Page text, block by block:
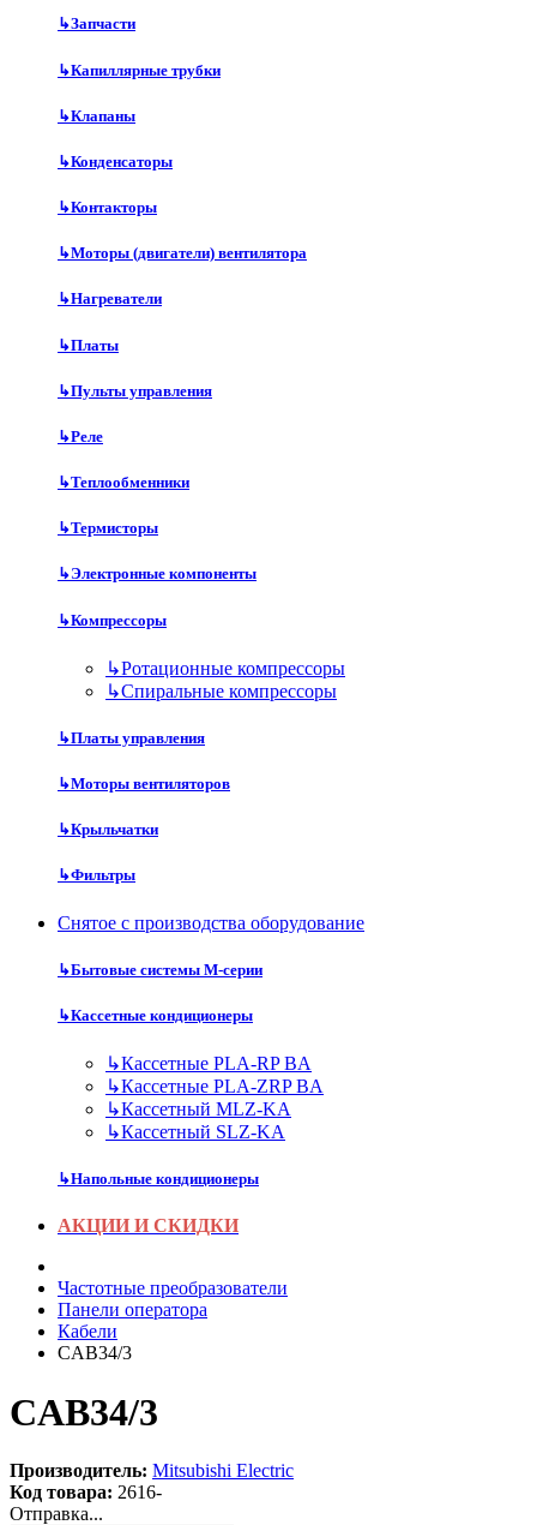
↳Запчасти
↳Капиллярные трубки
↳Клапаны
↳Конденсаторы
↳Контакторы
↳Моторы (двигатели) вентилятора
↳Нагреватели
↳Платы
↳Пульты управления
↳Реле
↳Теплообменники
↳Термисторы
↳Электронные компоненты
↳Компрессоры
↳Ротационные компрессоры
↳Спиральные компрессоры
↳Платы управления
↳Моторы вентиляторов
↳Крыльчатки
↳Фильтры
Снятое с производства оборудование
↳Бытовые системы M-серии
↳Кассетные кондиционеры
↳Кассетные PLA-RP BA
↳Кассетные PLA-ZRP BA
↳Кассетный MLZ-KA
↳Кассетный SLZ-KA
↳Напольные кондиционеры
АКЦИИ И СКИДКИ
Частотные преобразователи
Панели оператора
Кабели
CAB34/3
CAB34/3
Производитель: Mitsubishi Electric
Код товара: 2616-
Отправка...